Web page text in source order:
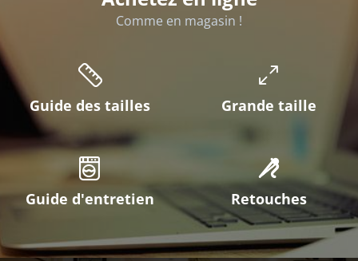
Comme en magasin !
Guide des tailles Grande taille
Guide d'entretien Retouches